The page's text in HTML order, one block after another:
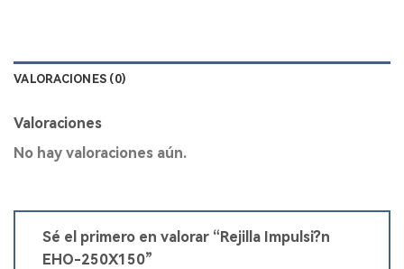
VALORACIONES (0)
Valoraciones
No hay valoraciones aún.
Sé el primero en valorar “Rejilla Impulsi?n
EHO-250X150”